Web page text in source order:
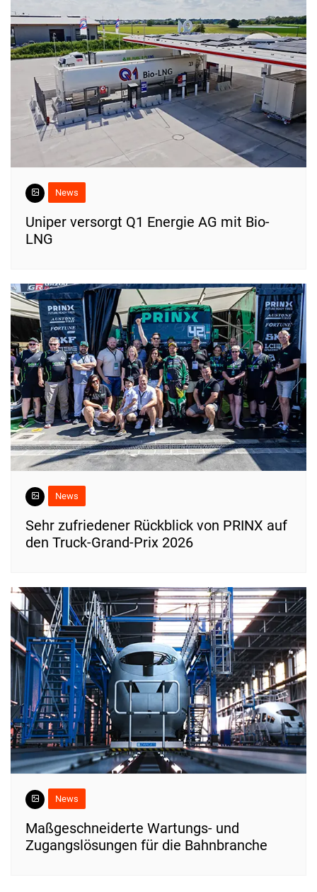
News
Uniper versorgt Q1 Energie AG mit Bio-
LNG
News
Sehr zufriedener Rückblick von PRINX auf
den Truck-Grand-Prix 2026
News
Maßgeschneiderte Wartungs- und
Zugangslösungen für die Bahnbranche